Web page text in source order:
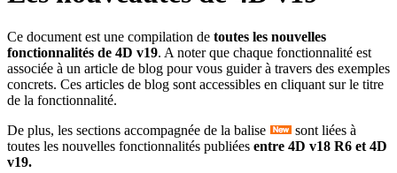
Ce document est une compilation de toutes les nouvelles
fonctionnalités de 4D v19. A noter que chaque fonctionnalité est
associée à un article de blog pour vous guider à travers des exemples
concrets. Ces articles de blog sont accessibles en cliquant sur le titre
de la fonctionnalité.
De plus, les sections accompagnée de la balise
sont liées à
toutes les nouvelles fonctionnalités publiées entre 4D v18 R6 et 4D
v19.